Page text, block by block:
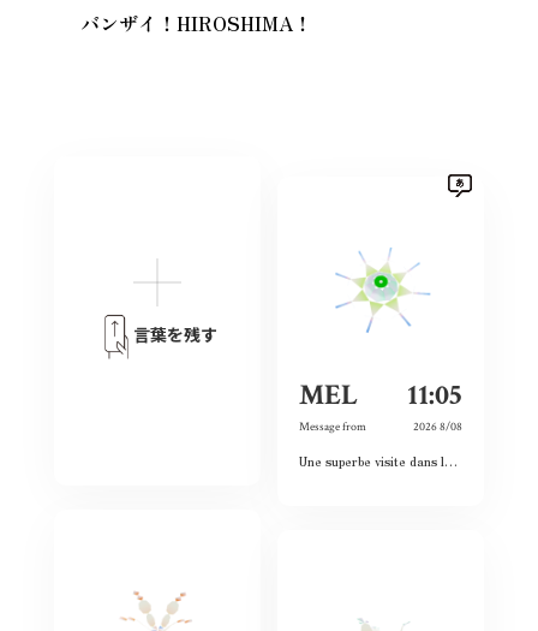
バンザイ！HIROSHIMA！
言葉を残す
MEL 11:05
Message from 2026 8/08
Une superbe visite dans le passé, le présent et le futur. Les images et vidéos sont sublimes et nous rappellent l’histoire passée.